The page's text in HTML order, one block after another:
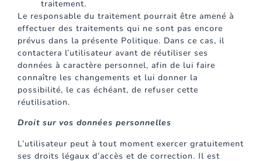
traitement.
Le responsable du traitement pourrait être amené à
effectuer des traitements qui ne sont pas encore
prévus dans la présente Politique. Dans ce cas, il
contactera l’utilisateur avant de réutiliser ses
données à caractère personnel, afin de lui faire
connaître les changements et lui donner la
possibilité, le cas échéant, de refuser cette
réutilisation.
Droit sur vos données personnelles
L’utilisateur peut à tout moment exercer gratuitement
ses droits légaux d’accès et de correction. Il est